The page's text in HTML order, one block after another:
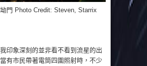
門 Photo Credit: Steven, Starrix
印象深刻的並非看不看到流星的出
有市民帶著電筒四圍照射時，不少